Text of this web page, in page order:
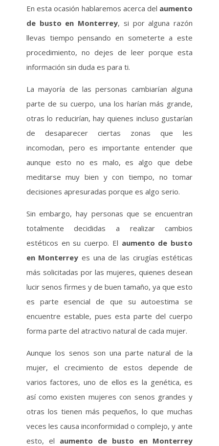
En esta ocasión hablaremos acerca del aumento
de busto en Monterrey, si por alguna razón
llevas tiempo pensando en someterte a este
procedimiento, no dejes de leer porque esta
información sin duda es para ti.
La mayoría de las personas cambiarían alguna
parte de su cuerpo, una los harían más grande,
otras lo reducirían, hay quienes incluso gustarían
de desaparecer ciertas zonas que les
incomodan, pero es importante entender que
aunque esto no es malo, es algo que debe
meditarse muy bien y con tiempo, no tomar
decisiones apresuradas porque es algo serio.
Sin embargo, hay personas que se encuentran
totalmente decididas a realizar cambios
estéticos en su cuerpo. El aumento de busto
en Monterrey es una de las cirugías estéticas
más solicitadas por las mujeres, quienes desean
lucir senos firmes y de buen tamaño, ya que esto
es parte esencial de que su autoestima se
encuentre estable, pues esta parte del cuerpo
forma parte del atractivo natural de cada mujer.
Aunque los senos son una parte natural de la
mujer, el crecimiento de estos depende de
varios factores, uno de ellos es la genética, es
así como existen mujeres con senos grandes y
otras los tienen más pequeños, lo que muchas
veces les causa inconformidad o complejo, y ante
esto, el aumento de busto en Monterrey